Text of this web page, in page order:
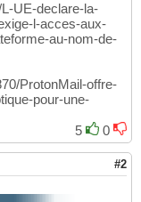
UE-declare-la-
l-acces-aux-
au-nom-de-
ProtonMail-offre-
pour-une-
5
0
#2